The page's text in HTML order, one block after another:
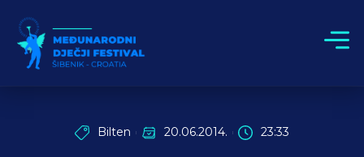
Bilten 20.06.2014. 23:33